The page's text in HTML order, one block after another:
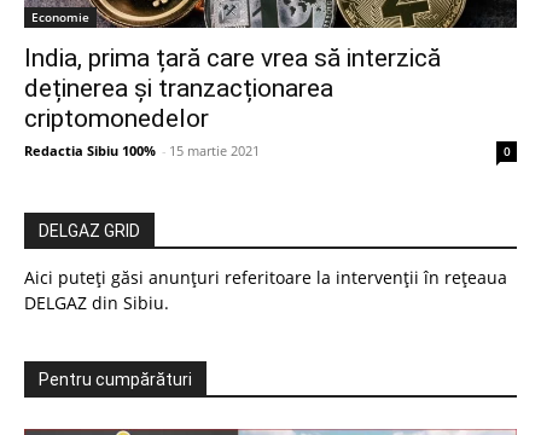
Economie
India, prima țară care vrea să interzică
deținerea și tranzacționarea
criptomonedelor
Redactia Sibiu 100% - 15 martie 2021 0
DELGAZ GRID
Aici puteți găsi anunțuri referitoare la intervenții în rețeaua
DELGAZ din Sibiu.
Pentru cumpărături